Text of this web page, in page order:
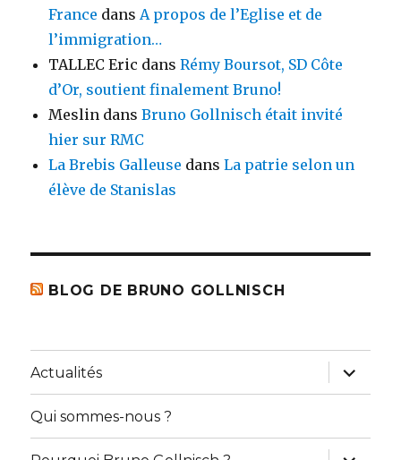
France dansA propos de l’Eglise et de
l’immigration…
TALLEC Eric dansRémy Boursot, SD Côte
d’Or, soutient finalement Bruno!
Meslin dansBruno Gollnisch était invité
hier sur RMC
La Brebis Galleuse dansLa patrie selon un
élève de Stanislas
BLOG DE BRUNO GOLLNISCH
Actualités
ouvrir
le
sous-
Qui sommes-nous ?
ouvrir